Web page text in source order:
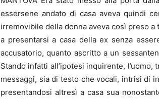
essersene andato di casa aveva quindi
irremovibile della donna aveva così preso
a presentarsi a casa della ex senza
accusatorio, quanto ascritto a un
Stando infatti all’ipotesi inquirente,
messaggi, sia di testo che vocali, intrisi di
presentandosi altresì a casa sua